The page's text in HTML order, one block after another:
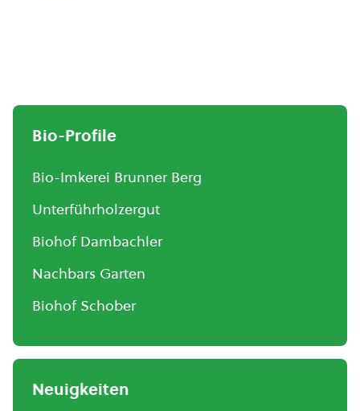
Bio-Profile
Bio-Imkerei Brunner Berg
Unterführholzergut
Biohof Dambachler
Nachbars Garten
Biohof Schober
Neuigkeiten